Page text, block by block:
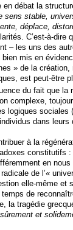
débat la
sens stable,
déplace,
C’est-à-dire
– les uns des
mis en
» de la
est peut-être
du fait que
complexe,
logiques sociales
dans
à la
constitutifs
en
de l’«
elle-même et
de
la tragédie
et